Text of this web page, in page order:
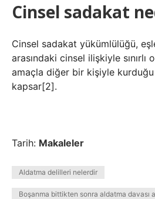
Cinsel sadakat
Cinsel sadakat yükümlülüğü,
arasındaki cinsel ilişkiyle sınırlı
amaçla diğer bir kişiyle kurduğu
kapsar[2].
Tarih: Makaleler
Aldatma delilleri nelerdir
Boşanma bittikten sonra aldatma davası